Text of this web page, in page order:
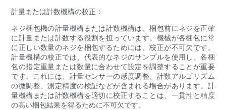
計量または計数機構の校正：
ネジ梱包機の計量機構または計数機構は、梱包前にネジを正確
に計量または計数する役割を担っています。機械が各梱包に常
に正しい数量のネジを梱包するためには、校正が不可欠です。
計量機構の校正では、代表的なネジのサンプルを使用し、各梱
包の指定重量または数量に合わせて設定を調整することが重要
です。これには、計量センサーの感度調整、計数アルゴリズム
の微調整、測定精度の検証などが含まれる場合があります。計
量機構または計数機構を適切に校正することは、一貫性と精度
の高い梱包結果を得るために不可欠です。